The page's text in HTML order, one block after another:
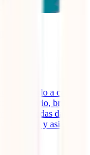
ha movido a caballo
brillante
arraigadas dan la
europea y asiática
[...]